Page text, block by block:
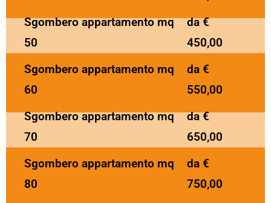
Sgombero appartamento mq
50
da €
450,00
Sgombero appartamento mq
60
da €
550,00
Sgombero appartamento mq
70
da €
650,00
Sgombero appartamento mq
80
da €
750,00